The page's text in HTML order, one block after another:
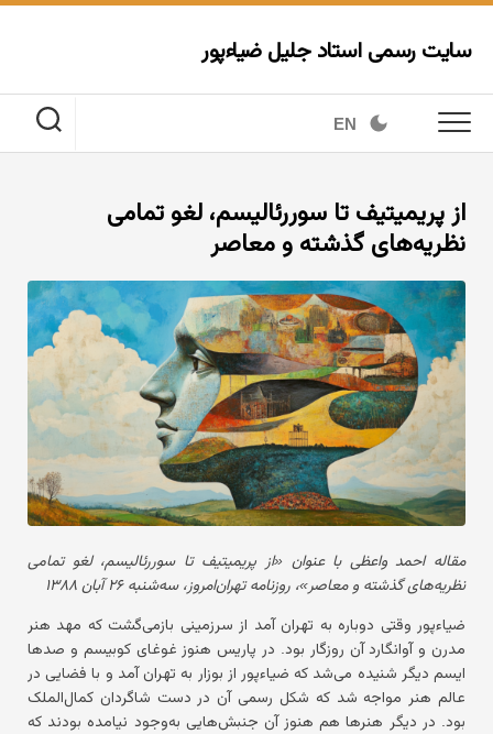
Skip
content
سایت رسمی استاد جلیل ضیاءپور
EN
از پریمیتیف تا سوررئالیسم، لغو تمامی
نظریه‌های گذشته و معاصر
مقاله احمد واعظی با عنوان «از پریمیتیف تا سوررئالیسم، لغو تمامی
نظریه‌های گذشته و معاصر»، روزنامه تهران‌امروز، سه‌شنبه ۲۶ آبان ۱۳۸۸
ضیاءپور وقتی دوباره به تهران آمد از سرزمینی بازمی‌گشت که مهد هنر
مدرن و آوانگارد آن روزگار بود. در پاریس هنوز غوغای کوبیسم و صدها
ایسم دیگر شنیده می‌شد که ضیاءپور از بوزار به تهران آمد و با فضایی در
عالم هنر مواجه شد که شکل رسمی آن در دست شاگردان کمال‌الملک
بود. در دیگر هنرها هم هنوز آن جنبش‌هایی به‌وجود نیامده بودند که